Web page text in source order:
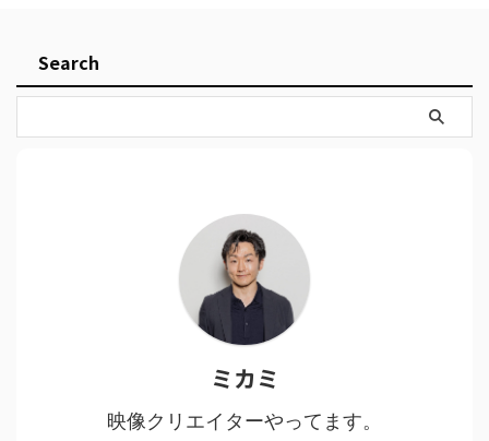
Search
ミカミ
映像クリエイターやってます。